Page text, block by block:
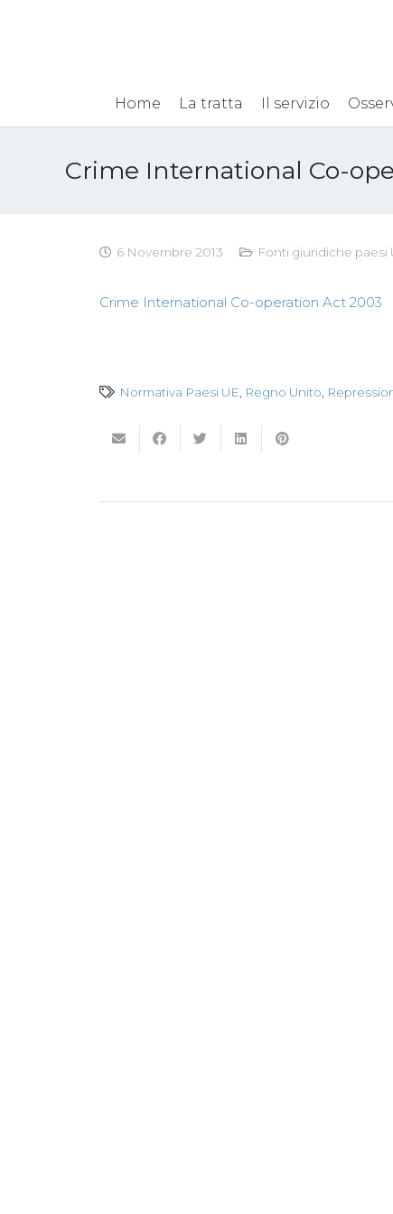
Home La tratta Il servizio
Crime International Co-
6 Novembre 2013 Fonti giuridiche paesi
Crime International Co-operation Act 2003
Normativa Paesi UE Regno Unito